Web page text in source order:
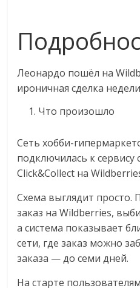
Леонардо пошёл на
ироничная сделка недели
Что произошло
Сеть хобби-
подключилась к сервису
Click&Collect на
Схема выглядит просто.
заказ на Wildberries,
а система показывает
сети, где заказ можно
заказа — до семи дней.
На старте